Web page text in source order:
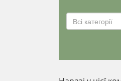
Всі категорії